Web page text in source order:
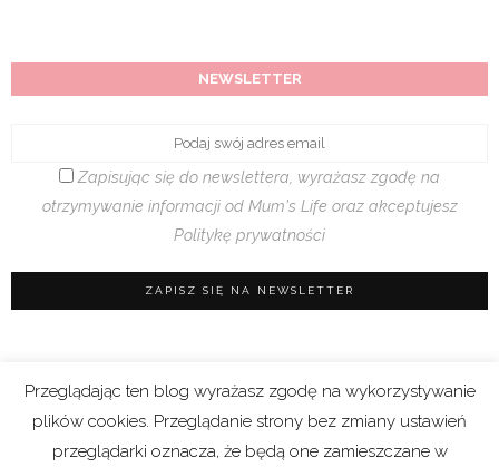
NEWSLETTER
Zapisując się do newslettera, wyrażasz zgodę na
otrzymywanie informacji od Mum's Life oraz akceptujesz
Politykę prywatności
Regulamin sklepu | Polityka prywatności (RODO)
|Cookies
Przeglądając ten blog wyrażasz zgodę na wykorzystywanie
plików cookies. Przeglądanie strony bez zmiany ustawień
przeglądarki oznacza, że będą one zamieszczane w